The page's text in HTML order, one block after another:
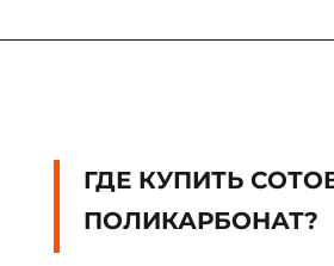
ГДЕ КУПИТЬ
ПОЛИКАРБОНАТ?